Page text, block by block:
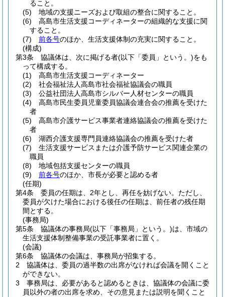
ること。
(5)
地域の支援ニーズおよび取組の整合に関すること。
(6)
高島市生活支援コーディネーターの組織的な支援に関
すること。
(7)
前各号のほか、生活支援体制の充実に関すること。
(構成)
第3条
協議体は、次に掲げる者(以下「委員」という。)をも
って構成する。
(1)
高島市生活支援コーディネーター
(2)
社会福祉法人高島市社会福祉協議会の職員
(3)
公益社団法人高島市シルバー人材センターの職員
(4)
高島市民生委員児童委員協議会連合会の推薦を受けた
者
(5)
高島市介護サービス事業者連絡協議会の推薦を受けた
者
(6)
湖西介護支援専門員連絡協議会の推薦を受けた者
(7)
生活支援サービスまたは介護予防サービス関連企業の
職員
(8)
地域包括支援センターの職員
(9)
前各号のほか、市長が必要と認める者
(任期)
第4条
委員の任期は、2年とし、再任を妨げない。 ただし、
委員が欠けた場合における後任の任期は、前任者の残任期
間とする。
(事務局)
第5条
協議体の事務局(以下「事務局」という。)は、市域の
生活支援体制整備事業の受託事業者に置く。
(会議)
第6条
協議体の会議は、事務局が招集する。
2
協議体は、委員の過半数の出席がなければ会議を開くこと
ができない。
3
事務局は、必要があると認めるときは、協議体の会議に委
員以外の者の出席を求め、その意見または説明を聞くこと